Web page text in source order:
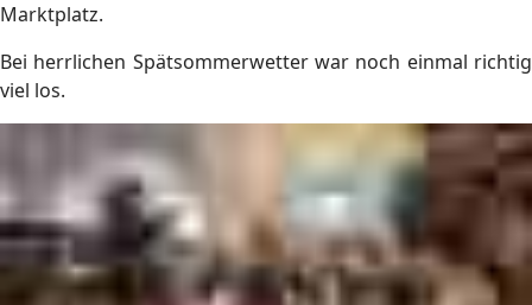
Marktplatz.
Bei herrlichen Spätsommerwetter war noch einmal richtig
viel los.